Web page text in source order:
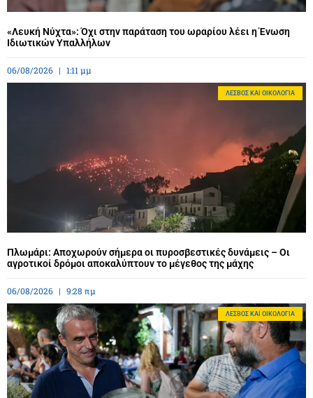
«Λευκή Νύχτα»: Όχι στην παράταση του ωραρίου λέει η Ένωση
Ιδιωτικών Υπαλλήλων
06/08/2026 1:11 μμ
ΛΈΣΒΟΣ ΚΑΙ ΟΙΚΟΛΟΓΊΑ
Πλωμάρι: Αποχωρούν σήμερα οι πυροσβεστικές δυνάμεις – Οι
αγροτικοί δρόμοι αποκαλύπτουν το μέγεθος της μάχης
06/08/2026 9:28 πμ
ΛΈΣΒΟΣ ΚΑΙ ΟΙΚΟΛΟΓΊΑ